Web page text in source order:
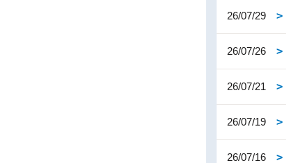
26/07/29
26/07/26
26/07/21
26/07/19
26/07/16